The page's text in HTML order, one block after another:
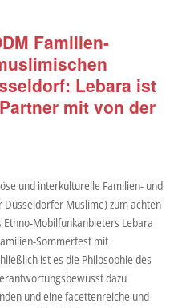
Familien-
Lebara ist
mit von der
und interkulturelle Familien- und
Düsseldorfer Muslime) zum achten
Mobilfunkanbieters Lebara
Sommerfest mit
ist es die Philosophie des
dazu
und eine facettenreiche und